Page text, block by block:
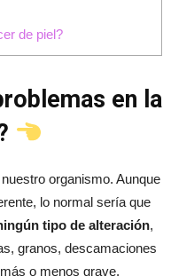
de piel?
en la
organismo. Aunque
lo normal sería que
tipo de alteración,
granos, descamaciones
o menos grave.